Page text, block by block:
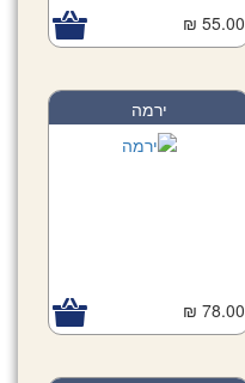
55.00 ₪
ירמה
78.00 ₪